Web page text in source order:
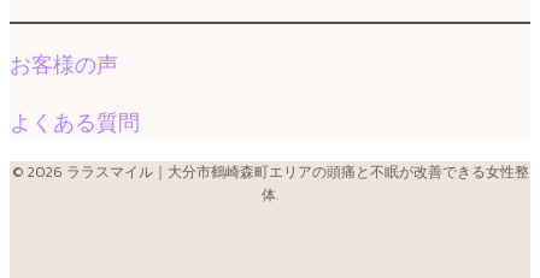
お客様の声
よくある質問
© 2026 ララスマイル｜大分市鶴崎森町エリアの頭痛と不眠が改善できる女性整
体.